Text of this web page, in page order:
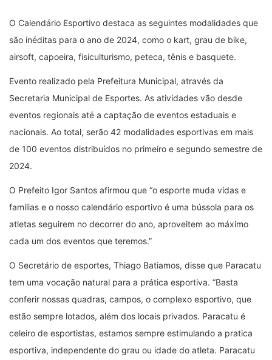
O Calendário Esportivo destaca as seguintes modalidades que
são inéditas para o ano de 2024, como o kart, grau de bike,
airsoft, capoeira, fisiculturismo, peteca, tênis e basquete.
Evento realizado pela Prefeitura Municipal, através da
Secretaria Municipal de Esportes. As atividades vão desde
eventos regionais até a captação de eventos estaduais e
nacionais. Ao total, serão 42 modalidades esportivas em mais
de 100 eventos distribuídos no primeiro e segundo semestre de
2024.
O Prefeito Igor Santos afirmou que “o esporte muda vidas e
famílias e o nosso calendário esportivo é uma bússola para os
atletas seguirem no decorrer do ano, aproveitem ao máximo
cada um dos eventos que teremos.”
O Secretário de esportes, Thiago Batiamos, disse que Paracatu
tem uma vocação natural para a prática esportiva. “Basta
conferir nossas quadras, campos, o complexo esportivo, que
estão sempre lotados, além dos locais privados. Paracatu é
celeiro de esportistas, estamos sempre estimulando a pratica
esportiva, independente do grau ou idade do atleta. Paracatu